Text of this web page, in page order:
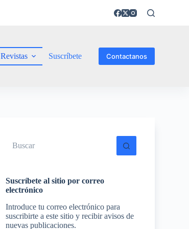
Revistas Suscríbete Contactanos
resultados
Suscríbete al sitio por correo
electrónico
Introduce tu correo electrónico para
suscribirte a este sitio y recibir avisos de
nuevas publicaciones.